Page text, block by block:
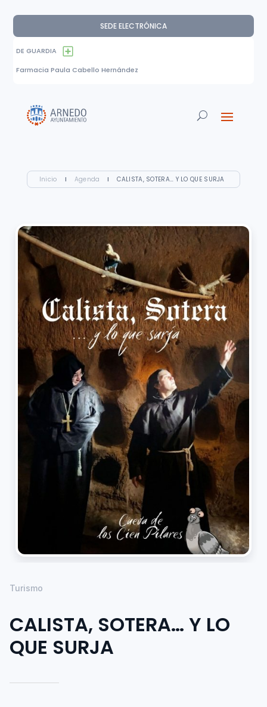
SEDE ELECTRÓNICA
DE GUARDIA
Farmacia Paula Cabello Hernández
Inicio I Agenda I CALISTA, SOTERA… Y LO QUE SURJA
Turismo
CALISTA, SOTERA… Y LO
QUE SURJA